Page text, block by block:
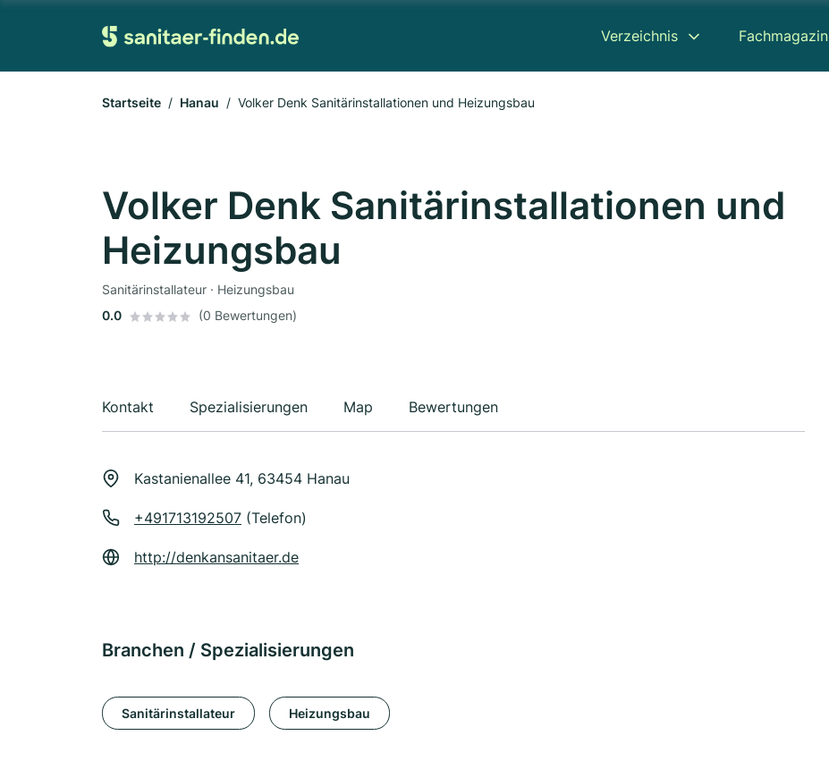
Verzeichnis Fachmagazin
Startseite Hanau Volker Denk Sanitärinstallationen und Heizungsbau
Volker Denk Sanitärinstallationen und
Heizungsbau
Sanitärinstallateur · Heizungsbau
0.0
(0 Bewertungen)
Kontakt Spezialisierungen Map Bewertungen
Kastanienallee 41, 63454 Hanau
+491713192507 (Telefon)
http://denkansanitaer.de
Branchen / Spezialisierungen
Sanitärinstallateur Heizungsbau